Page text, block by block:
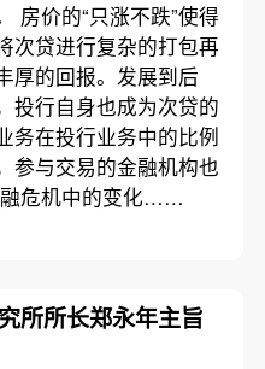
房价的“只涨不跌”使得
次贷进行复杂的打包再
厚的回报。发展到后
投行自身也成为次贷的
务在投行业务中的比例
参与交易的金融机构也
融危机中的变化……
所所长郑永年主旨